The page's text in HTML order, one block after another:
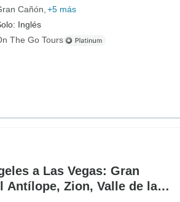
Cañón +5 más
Inglés
The Go Tours
a Las Vegas: Gran
Antílope, Zion, Valle de la